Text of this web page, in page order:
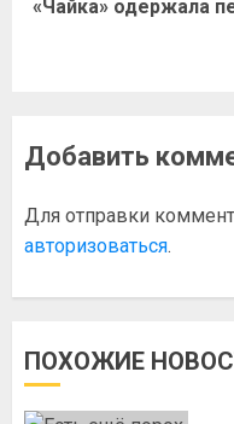
«Чайка» одержала
Добавить
Для отправки
авторизоваться.
ПОХОЖИЕ